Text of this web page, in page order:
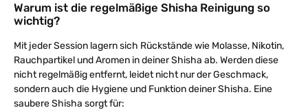
Warum ist die regelmäßige Shisha Reinigung so
wichtig?
Mit jeder Session lagern sich Rückstände wie Molasse, Nikotin,
Rauchpartikel und Aromen in deiner Shisha ab. Werden diese
nicht regelmäßig entfernt, leidet nicht nur der Geschmack,
sondern auch die Hygiene und Funktion deiner Shisha. Eine
saubere Shisha sorgt für: